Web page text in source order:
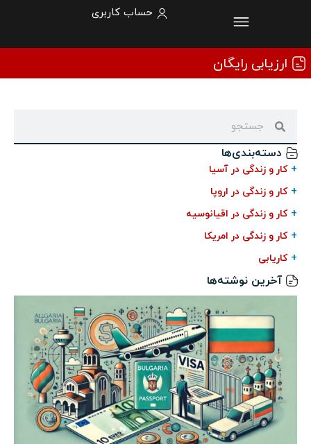
حساب کاربری
ارزیابی رایگان
دسته‌بندی‌ها
+ کار و زندگی در آسیا
+ کار و زندگی در اروپا
+ کار و زندگی در اقیانوسیه
+ کار و زندگی در امریکا
+ کاریابی
آخرین نوشته‌ها